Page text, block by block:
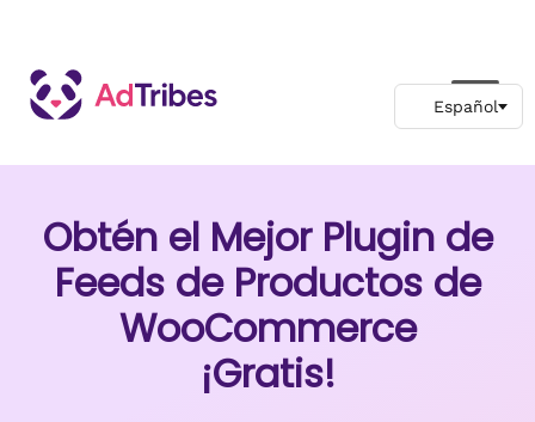
Obtén el Mejor Plugin de
Feeds de Productos de
WooCommerce
¡Gratis!